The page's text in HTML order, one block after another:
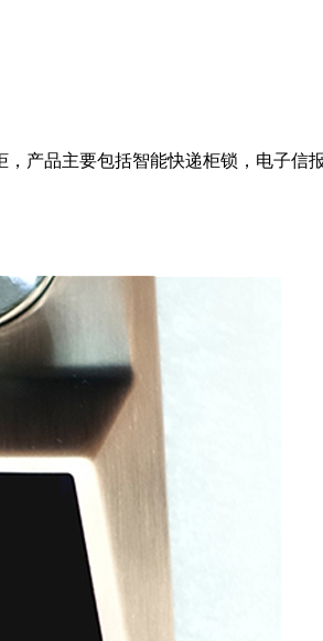
，产品主要包括智能快递柜锁，电子